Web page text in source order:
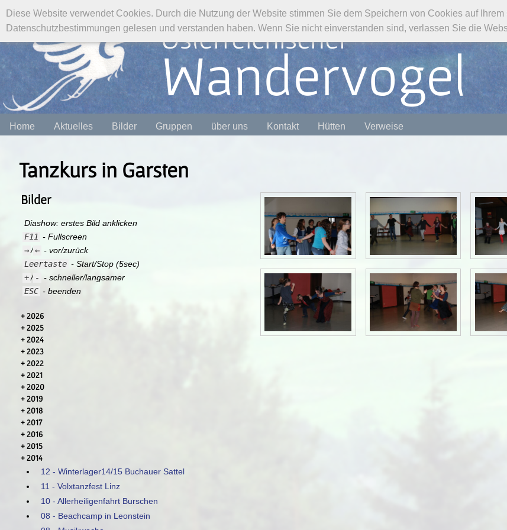
Österreichischer
Wandervogel
Home Aktuelles Bilder Gruppen über uns Kontakt Hütten Verweise
Tanzkurs in Garsten
Bilder
Diashow: erstes Bild anklicken
F11 - Fullscreen
→/← - vor/zurück
Leertaste - Start/Stop (5sec)
+/ - - schneller/langsamer
ESC - beenden
2026
2025
2024
2023
2022
2021
2020
2019
2018
2017
2016
2015
2014
12 - Winterlager14/15 Buchauer Sattel
11 - Volxtanzfest Linz
10 - Allerheiligenfahrt Burschen
08 - Beachcamp in Leonstein
Diese Website verwendet Cookies. Durch die Nutzung der Website stimmen Sie dem Speichern von Cookies auf
Datenschutzbestimmungen gelesen und verstanden haben. Wenn Sie nicht einverstanden sind, verlassen Sie die